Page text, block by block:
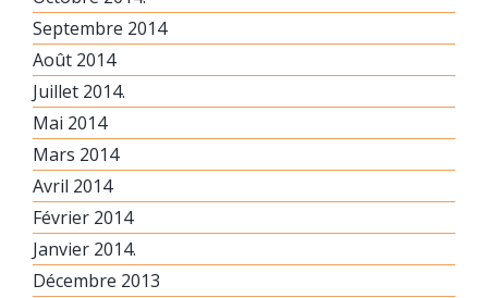
Septembre 2014
Août 2014
Juillet 2014.
Mai 2014
Mars 2014
Avril 2014
Février 2014
Janvier 2014.
Décembre 2013